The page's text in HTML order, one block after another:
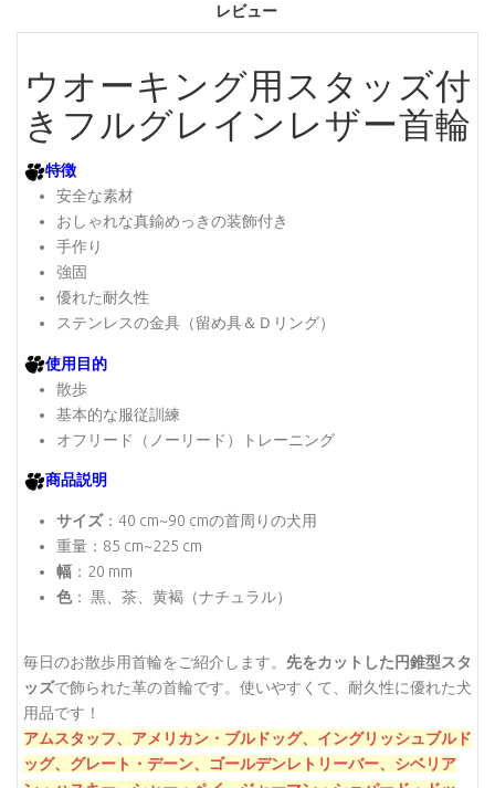
レビュー
ウオーキング用スタッズ付
きフルグレインレザー首輪
特徴
安全な素材
おしゃれな真鍮めっきの装飾付き
手作り
強固
優れた耐久性
ステンレスの金具（留め具＆Ｄリング）
使用目的
散歩
基本的な服従訓練
オフリード（ノーリード）トレーニング
商品説明
サイズ：40 cm~90 cmの首周りの犬用
重量：85 cm~225 cm
幅 ：20 mm
色： 黒、茶、黄褐（ナチュラル）
毎日のお散歩用首輪をご紹介します。 先をカットした円錐型スタ
ッズで飾られた革の首輪です。使いやすくて、耐久性に優れた犬
用品です！
アムスタッフ、 アメリカン・ブルドッグ、 イングリッシュブルド
ッグ、 グレート・デーン、 ゴールデンレトリーバー、 シベリア